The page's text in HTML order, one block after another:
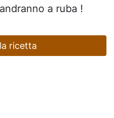
a ruba !
ricetta